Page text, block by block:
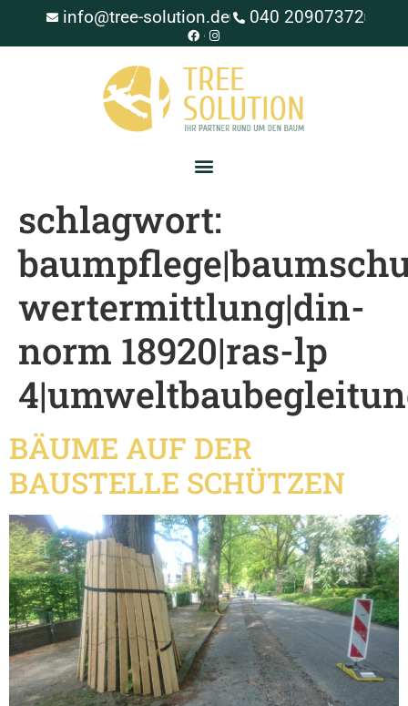
info@tree-solution.de 040 20907372
schlagwort:
wertermittlung|din-
norm 18920|ras-lp
BÄUME AUF DER
BAUSTELLE SCHÜTZEN